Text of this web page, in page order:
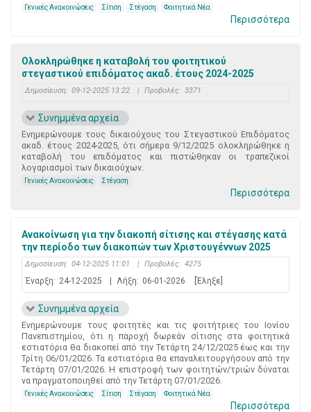
Γενικές Ανακοινώσεις Σίτιση Στέγαση Φοιτητικά Νέα
Περισσότερα
Ολοκληρώθηκε η καταβολή του φοιτητικού
στεγαστικού επιδόματος ακαδ. έτους 2024-2025
Δημοσίευση: 09-12-2025 13:22 | Προβολές: 3371
Συνημμένα αρχεία
Ενημερώνουμε τους δικαιούχους του Στεγαστικού Επιδόματος
ακαδ. έτους 2024-2025, ότι σήμερα 9/12/2025 ολοκληρώθηκε η
καταβολή του επιδόματος και πιστώθηκαν οι τραπεζικοί
λογαριασμοί των δικαιούχων.
Γενικές Ανακοινώσεις Στέγαση
Περισσότερα
Ανακοίνωση για την διακοπή σίτισης και στέγασης κατά
την περίοδο των διακοπών των Χριστουγέννων 2025
Δημοσίευση: 04-12-2025 11:01 | Προβολές: 4275
Έναρξη: 24-12-2025 | Λήξη: 06-01-2026 [Έληξε]
Συνημμένα αρχεία
Ενημερώνουμε τους φοιτητές και τις φοιτήτριες του Ιονίου
Πανεπιστημίου, ότι η παροχή δωρεάν σίτισης στα φοιτητικά
εστιατόρια θα διακοπεί από την Τετάρτη 24/12/2025 έως και την
Τρίτη 06/01/2026. Τα εστιατόρια θα επαναλειτουργήσουν από την
Τετάρτη 07/01/2026. Η επιστροφή των φοιτητών/τριών δύναται
να πραγματοποιηθεί από την Τετάρτη 07/01/2026.
Γενικές Ανακοινώσεις Σίτιση Στέγαση Φοιτητικά Νέα
Περισσότερα